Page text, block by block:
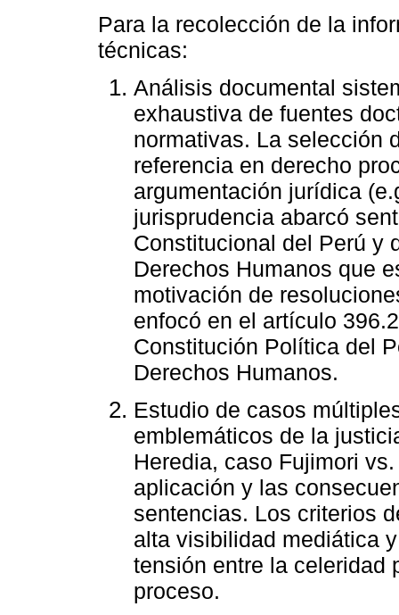
Para la recolección de la
técnicas:
Análisis documental
exhaustiva de fuentes
normativas. La selección
referencia en derecho
argumentación jurídica
jurisprudencia abarcó
Constitucional del Perú y
Derechos Humanos que
motivación de
enfocó en el artículo
Constitución Política del
Derechos Humanos.
Estudio de casos
emblemáticos de la
Heredia, caso Fujimori
aplicación y las
sentencias. Los criterios
alta visibilidad mediática
tensión entre la celeridad
proceso.